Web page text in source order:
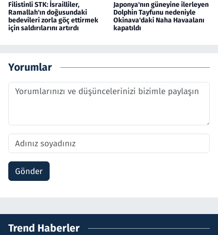
Filistinli STK: İsrailliler,
Ramallah'ın doğusundaki
bedevileri zorla göç ettirmek
için saldırılarını artırdı
Japonya'nın güneyine ilerleyen
Dolphin Tayfunu nedeniyle
Okinava'daki Naha Havaalanı
kapatıldı
Yorumlar
Gönder
Trend Haberler